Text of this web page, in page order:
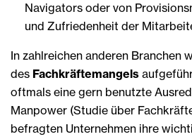
Navigators oder von
und Zufriedenheit der
In zahlreichen anderen Branchen
des Fachkräftemangels
oftmals eine gern benutzte
Manpower (Studie über
befragten Unternehmen ihre